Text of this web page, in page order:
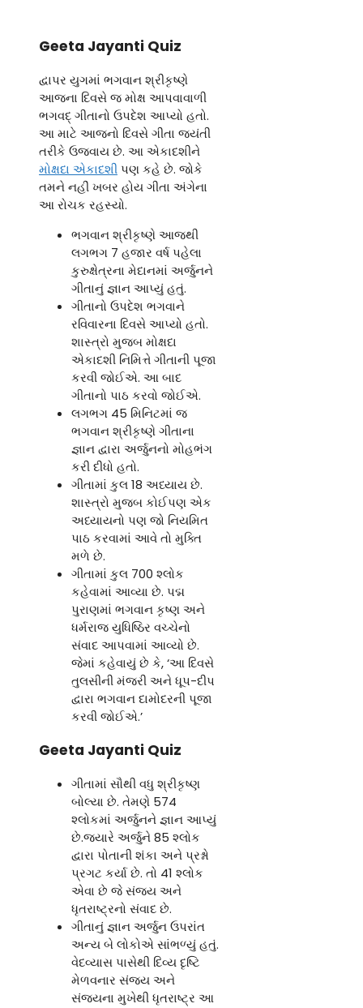
Geeta Jayanti Quiz
દ્વાપર યુગમાં ભગવાન શ્રીકૃષ્ણે
આજના દિવસે જ મોક્ષ આપવાવાળી
ભગવદ્ ગીતાનો ઉપદેશ આપ્યો હતો.
આ માટે આજનો દિવસે ગીતા જયંતી
તરીકે ઉજવાય છે. આ એકાદશીને
મોક્ષદા એકાદશીપણ કહે છે. જોકે
તમને નહીં ખબર હોય ગીતા અંગેના
આ રોચક રહસ્યો.
ભગવાન શ્રીકૃષ્ણે આજથી
લગભગ 7 હજાર વર્ષ પહેલા
કુરુક્ષેત્રના મેદાનમાં અર્જુનને
ગીતાનું જ્ઞાન આપ્યું હતું.
ગીતાનો ઉપદેશ ભગવાને
રવિવારના દિવસે આપ્યો હતો.
શાસ્ત્રો મુજબ મોક્ષદા
એકાદશી નિમિત્તે ગીતાની પૂજા
કરવી જોઈએ. આ બાદ
ગીતાનો પાઠ કરવો જોઈએ.
લગભગ 45 મિનિટમાં જ
ભગવાન શ્રીકૃષ્ણે ગીતાના
જ્ઞાન દ્વારા અર્જુનનો મોહભંગ
કરી દીધો હતો.
ગીતામાં કુલ 18 અધ્યાય છે.
શાસ્ત્રો મુજબ કોઈપણ એક
અધ્યાયનો પણ જો નિયમિત
પાઠ કરવામાં આવે તો મુક્તિ
મળે છે.
ગીતામાં કુલ 700 શ્લોક
કહેવામાં આવ્યા છે. પદ્મ
પુરાણમાં ભગવાન કૃષ્ણ અને
ધર્મરાજ યુધિષ્ઠિર વચ્ચેનો
સંવાદ આપવામાં આવ્યો છે.
જેમાં કહેવાયું છે કે, ‘આ દિવસે
તુલસીની મંજરી અને ધૂપ-દીપ
દ્વારા ભગવાન દામોદરની પૂજા
કરવી જોઈએ.’
Geeta Jayanti Quiz
ગીતામાં સૌથી વધુ શ્રીકૃષ્ણ
બોલ્યા છે. તેમણે 574
શ્લોકમાં અર્જુનને જ્ઞાન આપ્યું
છે.જ્યારે અર્જુને 85 શ્લોક
દ્વારા પોતાની શંકા અને પ્રશ્નો
પ્રગટ કર્યા છે. તો 41 શ્લોક
એવા છે જે સંજય અને
ધૃતરાષ્ટ્રનો સંવાદ છે.
ગીતાનું જ્ઞાન અર્જુન ઉપરાંત
અન્ય બે લોકોએ સાંભળ્યું હતું.
વેદવ્યાસ પાસેથી દિવ્ય દૃષ્ટિ
મેળવનાર સંજય અને
સંજયના મુખેથી ધૃતરાષ્ટ્ર આ